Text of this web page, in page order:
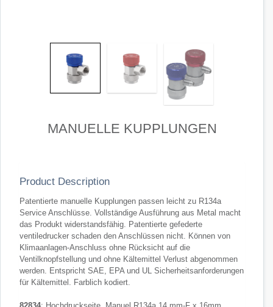
MANUELLE KUPPLUNGEN
Product Description
Patentierte manuelle Kupplungen passen leicht zu R134a
Service Anschlüsse. Vollständige Ausführung aus Metal macht
das Produkt widerstandsfähig. Patentierte gefederte
ventiledrucker schaden den Anschlüssen nicht. Können von
Klimaanlagen-Anschluss ohne Rücksicht auf die
Ventilknopfstellung und ohne Kältemittel Verlust abgenommen
werden. Entspricht SAE, EPA und UL Sicherheitsanforderungen
für Kältemittel. Farblich kodiert.